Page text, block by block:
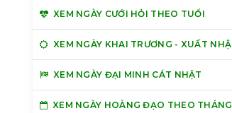
XEM NGÀY CƯỚI HỎI THEO TUỔI
XEM NGÀY KHAI TRƯƠNG - XUẤT
XEM NGÀY ĐẠI MINH CÁT NHẬT
XEM NGÀY HOÀNG ĐẠO THEO THÁNG